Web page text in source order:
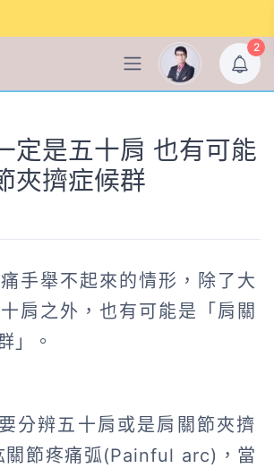
2
定是五十肩 也有可能
夾擠症候群
手舉不起來的情形，除了大
肩之外，也有可能是「肩關
」。
分辨五十肩或是肩關節夾擠
關節疼痛弧(Painful arc)，當